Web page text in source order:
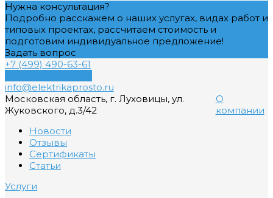
Нужна консультация?
Подробно расскажем о наших услугах, видах работ и
типовых проектах, рассчитаем стоимость и
подготовим индивидуальное предложение!
Задать вопрос
+7 (499) 490-63-61
info@elektrikaprosto.ru
Московская область, г. Луховицы, ул.
Жуковского, д.3/42
О
компании
Новости
Отзывы
Сертификаты
Статьи
Услуги